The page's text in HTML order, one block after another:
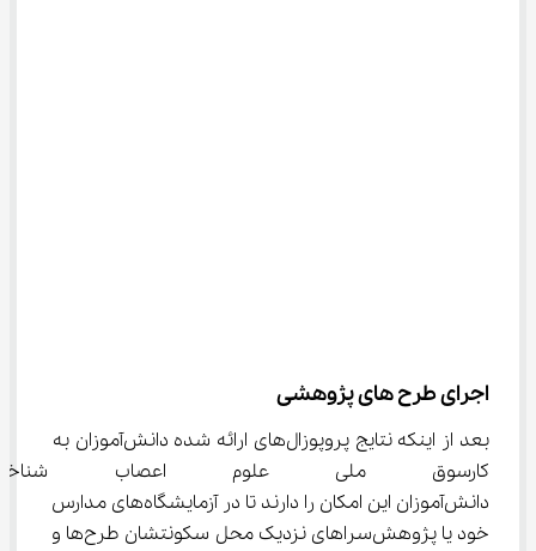
اجرای طرح های پژوهشی
بعد از اینکه نتایج پروپوزال‌های ارائه شده دانش‌آموزان به
کارسوق ملی علوم اعصاب
دانش‌آموزان این امکان را دارند تا در آزمایشگاه‌های مدارس
خود یا پژوهش‌سراهای نزدیک محل سکونتشان طرح‌ها و